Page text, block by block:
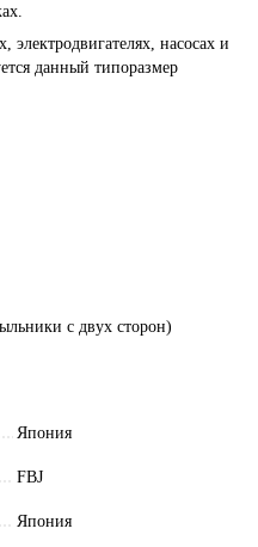
насосах и
данный типоразмер
с двух сторон)
Япония
FBJ
Япония